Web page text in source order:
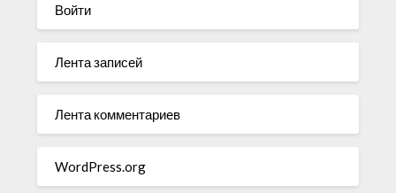
Войти
Лента записей
Лента комментариев
WordPress.org